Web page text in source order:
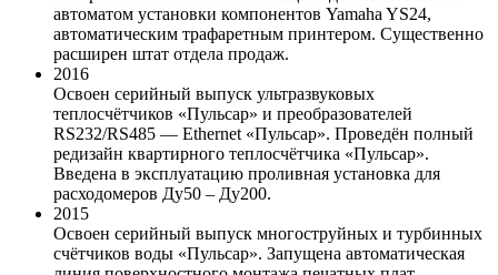
автоматом установки компонентов Yamaha YS24,
автоматическим трафаретным принтером. Существенно
расширен штат отдела продаж.
2016
Освоен серийный выпуск ультразвуковых
теплосчётчиков «Пульсар» и преобразователей
RS232/RS485 — Ethernet «Пульсар». Проведён полный
редизайн квартирного теплосчётчика «Пульсар».
Введена в эксплуатацию проливная установка для
расходомеров Ду50 – Ду200.
2015
Освоен серийный выпуск многоструйных и турбинных
счётчиков воды «Пульсар». Запущена автоматическая